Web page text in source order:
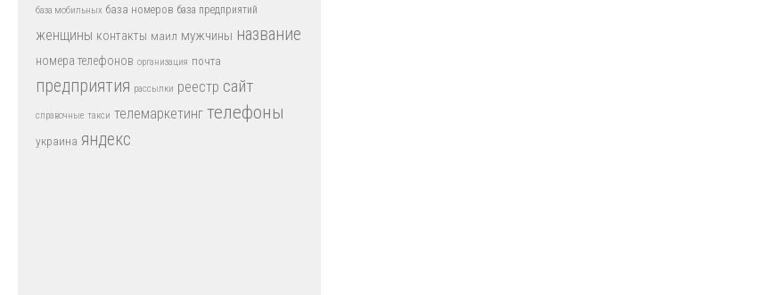
база мобильных база номеров база предприятий
женщины контакты маил мужчины название
номера телефонов организация почта
предприятия рассылки реестр сайт
справочные такси телемаркетинг телефоны
украина яндекс